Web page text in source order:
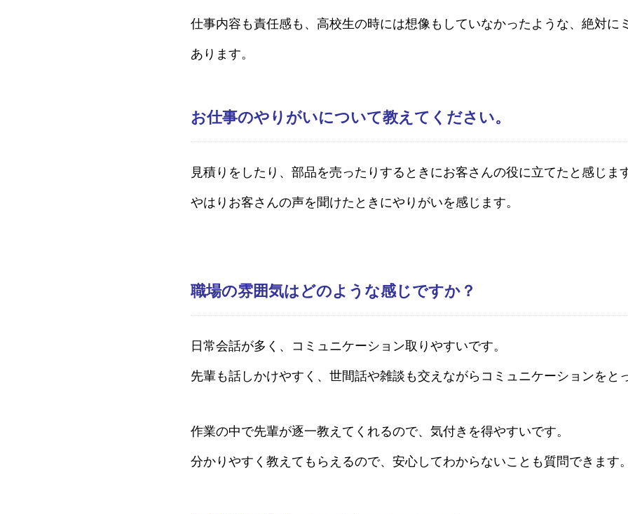
仕事内容も責任感も、高校生の時には想像もしていなかったような、絶対に
あります。
お仕事のやりがいについて教えてください。
見積りをしたり、部品を売ったりするときにお客さんの役に立てたと感じます
やはりお客さんの声を聞けたときにやりがいを感じます。
職場の雰囲気はどのような感じですか？
日常会話が多く、コミュニケーション取りやすいです。
先輩も話しかけやすく、世間話や雑談も交えながらコミュニケーションをと
作業の中で先輩が逐一教えてくれるので、気付きを得やすいです。
分かりやすく教えてもらえるので、安心してわからないことも質問できます。